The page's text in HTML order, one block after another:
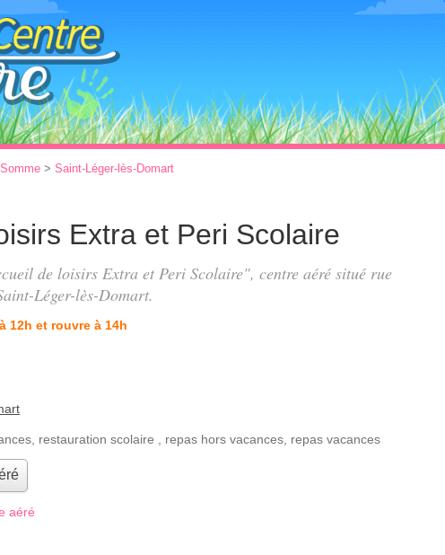
Somme > Saint-Léger-lès-Domart
Extra et Peri Scolaire
de loisirs Extra et Peri Scolaire", centre aéré situé rue
Léger-lès-Domart.
12h et rouvre à 14h
restauration scolaire repas hors vacances repas vacances
aéré